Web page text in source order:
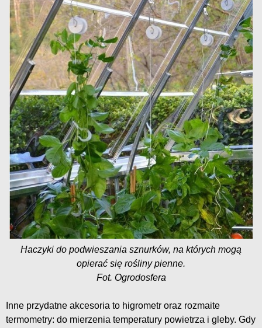
Haczyki do podwieszania sznurków, na których mogą
opierać się rośliny pienne.
Fot. Ogrodosfera
Inne przydatne akcesoria to higrometr oraz rozmaite
termometry: do mierzenia temperatury powietrza i gleby. Gdy